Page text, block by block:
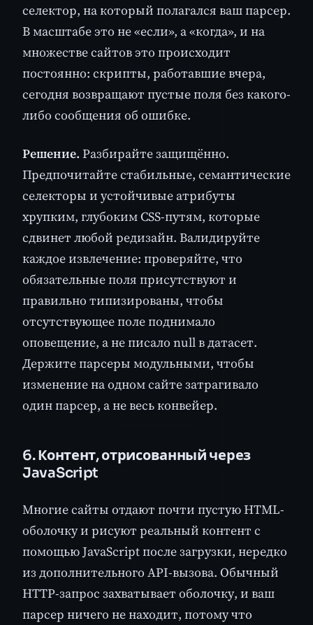
селектор, на который полагался ваш парсер.
В масштабе это не «если», а «когда», и на
множестве сайтов это происходит
постоянно: скрипты, работавшие вчера,
сегодня возвращают пустые поля без какого-
либо сообщения об ошибке.
Решение. Разбирайте защищённо.
Предпочитайте стабильные, семантические
селекторы и устойчивые атрибуты
хрупким, глубоким CSS-путям, которые
сдвинет любой редизайн. Валидируйте
каждое извлечение: проверяйте, что
обязательные поля присутствуют и
правильно типизированы, чтобы
отсутствующее поле поднимало
оповещение, а не писало null в датасет.
Держите парсеры модульными, чтобы
изменение на одном сайте затрагивало
один парсер, а не весь конвейер.
6. Контент, отрисованный через
JavaScript
Многие сайты отдают почти пустую HTML-
оболочку и рисуют реальный контент с
помощью JavaScript после загрузки, нередко
из дополнительного API-вызова. Обычный
HTTP-запрос захватывает оболочку, и ваш
парсер ничего не находит, потому что